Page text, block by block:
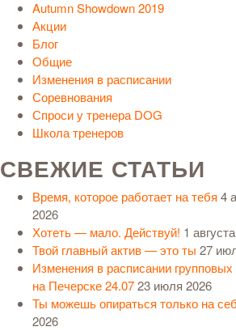
Autumn Showdown 2019
Акции
Блог
Общие
Изменения в расписании
Соревнования
Спроси у тренера DOG
Школа тренеров
СВЕЖИЕ СТАТЬИ
Время, которое работает на тебя 4
2026
Хотеть — мало. Действуй! 1
Твой главный актив — это ты 27
Изменения в расписании
на Печерске 24.0723 июля 2026
Ты можешь опираться только на
2026